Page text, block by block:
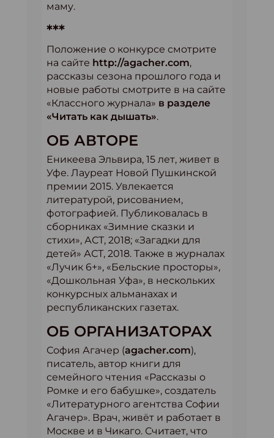
маму.
***
Положение о конкурсе смотрите
на сайте http://agacher.com,
рассказы сезона прошлого года и
новые работы смотрите в на сайте
«Классного журнала» в разделе
«Читать как дышать».
ОБ АВТОРЕ
Еникеева Эльвира, 15 лет, живет в
Уфе. Лауреат Новой Пушкинской
премии 2015. Увлекается
литературой, рисованием,
фотографией. Публиковалась в
сборниках «Зимние сказки и
стихи», АСТ, 2018; «Загадки для
детей» АСТ, 2018. Также в журналах
«Лучик 6+», «Бельские просторы»,
«Дошкольная Уфа», в нескольких
конкурсных альманахах и
республиканских газетах.
ОБ ОРГАНИЗАТОРАХ
София Агачер (agacher.com),
писатель, автор книги для
семейного чтения «Рассказы о
Ромке и его бабушке», создатель
«Литературного агентства Софии
Агачер». Врач, живёт и работает в
Москве и в Чикаго. Считает, что